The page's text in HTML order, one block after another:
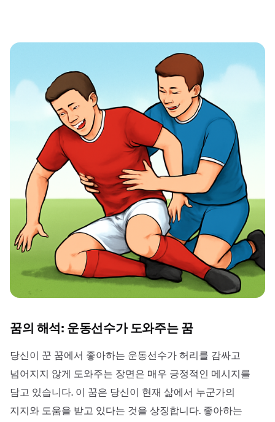
꿈의 해석: 운동선수가 도와주는 꿈
당신이 꾼 꿈에서 좋아하는 운동선수가 허리를 감싸고
넘어지지 않게 도와주는 장면은 매우 긍정적인 메시지를
담고 있습니다. 이 꿈은 당신이 현재 삶에서 누군가의
지지와 도움을 받고 있다는 것을 상징합니다. 좋아하는